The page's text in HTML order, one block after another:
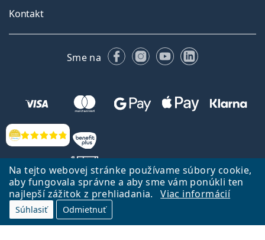
Na tejto webovej stránke používame súbory cookie,
aby fungovala správne a aby sme vám ponúkli ten
najlepší zážitok z prehliadania.
Viac informácií
Súhlasiť Odmietnuť
Hodnotenia
Kontakt
Sme na FacebookuInstagrame
YouTubeLinkedIn
Späť na Úvodnu stránku
Lentiamo.sk vlastní a prevádzkuje spoločnosť Lentiamo s.r.o., Česká